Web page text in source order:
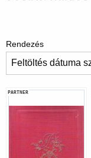
Rendezés
PARTNER